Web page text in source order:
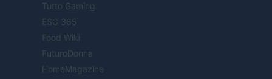
Tutto Gaming
ESG 365
Food Wiki
FuturoDonna
HomeMagazine